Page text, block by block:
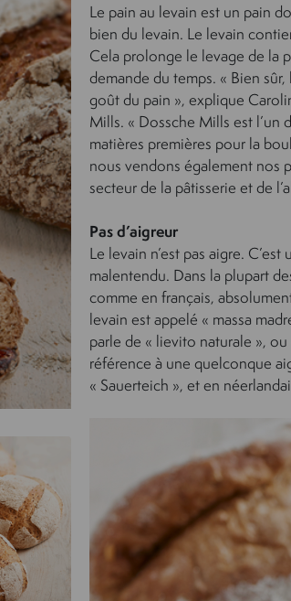
Le pain au levain est un pain
bien du levain. Le levain
Cela prolonge le levage de la
demande du temps. « Bien
goût du pain », explique
Mills. « Dossche Mills est l’un
matières premières pour la
nous vendons également nos
secteur de la pâtisserie et de
Pas d’aigreur
Le levain n’est pas aigre.
malentendu. Dans la plupart
comme en français,
levain est appelé « massa
parle de « lievito naturale »,
référence à une quelconque
« Sauerteich », et en